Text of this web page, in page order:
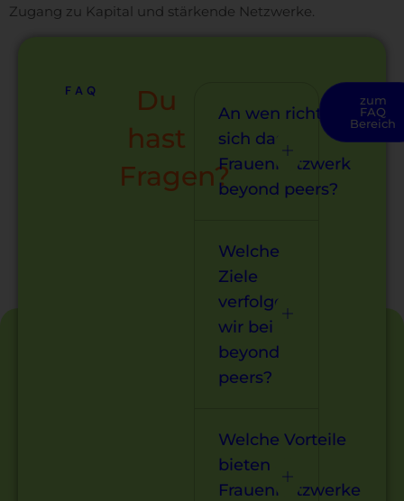
Zugang zu Kapital und stärkende Netzwerke.
FAQ
Du
hast
Fragen?
An wen richtet
sich das
Frauennetzwerk
beyond peers?
Welche
Ziele
verfolgen
wir bei
beyond
peers?
Welche Vorteile
bieten
Frauennetzwerke
zum
FAQ
Bereich